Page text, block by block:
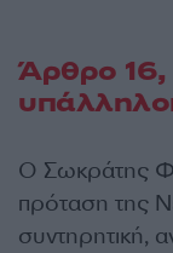
Άρθρο 16,
Ο Σωκράτης
πρόταση της
συντηρητική,